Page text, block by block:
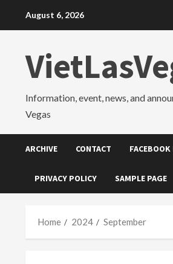
August 6, 2026
Information, event, news, and
Vegas
ARCHIVE CONTACT
PRIVACY POLICY SAMPLE PAGE
Home 2024 September